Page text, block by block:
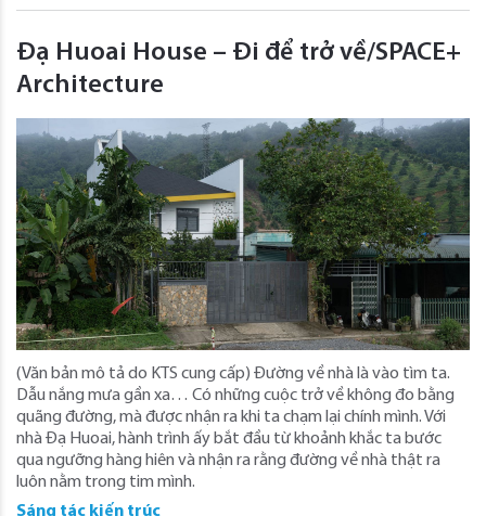
Đạ Huoai House – Đi để trở về/SPACE+
Architecture
(Văn bản mô tả do KTS cung cấp) Đường về nhà là vào tìm ta.
Dẫu nắng mưa gần xa… Có những cuộc trở về không đo bằng
quãng đường, mà được nhận ra khi ta chạm lại chính mình. Với
nhà Đạ Huoai, hành trình ấy bắt đầu từ khoảnh khắc ta bước
qua ngưỡng hàng hiên và nhận ra rằng đường về nhà thật ra
luôn nằm trong tim mình.
Sáng tác kiến trúc